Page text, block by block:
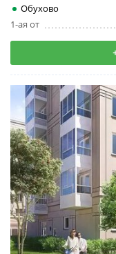
Обухово
1-ая от